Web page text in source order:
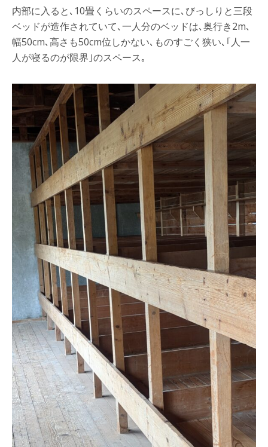
内部に入ると､10畳くらいのスペースに､びっしりと三段
ベッドが造作されていて､一人分のベッドは､奥行き2m､
幅50cm､高さも50cm位しかない､ものすごく狭い､｢人一
人が寝るのが限界｣のスペース｡